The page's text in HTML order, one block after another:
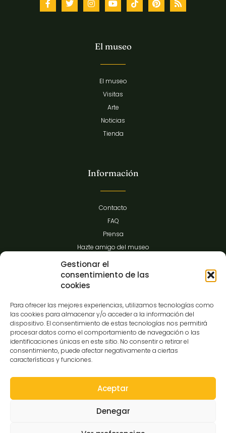
Gestionar el
consentimiento de las
cookies
Para ofrecer las mejores experiencias, utilizamos tecnologías como
las cookies para almacenar y/o acceder a la información del
dispositivo. El consentimiento de estas tecnologías nos permitirá
procesar datos como el comportamiento de navegación o las
identificaciones únicas en este sitio. No consentir o retirar el
consentimiento, puede afectar negativamente a ciertas
características y funciones.
Aceptar
Denegar
El museo
El museo
Visitas
Arte
Noticias
Tienda
Información
Contacto
FAQ
Prensa
Hazte amigo del museo
Transparencia
C/Gibraltar,14
37008-Salamanca